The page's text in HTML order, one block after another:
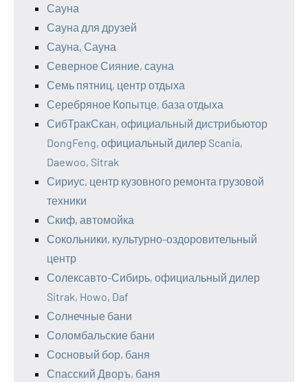
Сауна
Сауна для друзей
Сауна, Сауна
Северное Сияние, сауна
Семь пятниц, центр отдыха
Серебряное Копытце, база отдыха
СибТракСкан, официальный дистрибьютор
DongFeng, официальный дилер Scania,
Daewoo, Sitrak
Сириус, центр кузовного ремонта грузовой
техники
Скиф, автомойка
Сокольники, культурно-оздоровительный
центр
Солексавто-Сибирь, официальный дилер
Sitrak, Howo, Daf
Солнечные бани
Соломбальские бани
Сосновый бор, баня
Спасский Дворъ, баня